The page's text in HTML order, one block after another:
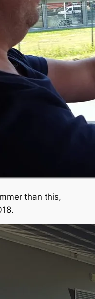
than this,